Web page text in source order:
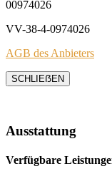
00974026
VV-38-4-0974026
AGB des Anbieters
SCHLIEẞEN
Ausstattung
Verfügbare